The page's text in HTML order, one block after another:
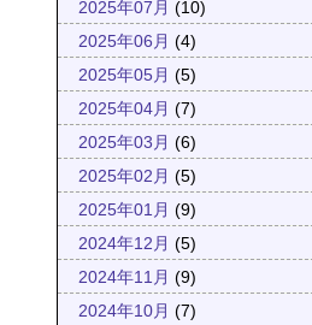
2025年07月 (10)
2025年06月 (4)
2025年05月 (5)
2025年04月 (7)
2025年03月 (6)
2025年02月 (5)
2025年01月 (9)
2024年12月 (5)
2024年11月 (9)
2024年10月 (7)